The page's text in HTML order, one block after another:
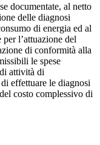
documentate, al netto
delle diagnosi
di energia ed al
l’attuazione del
di conformità alla
le spese
attività di
effettuare le diagnosi
costo complessivo di